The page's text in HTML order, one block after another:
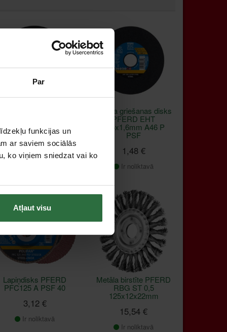
Par
funkcijas un
ar saviem sociālās
ko viņiem sniedzat vai ko
Atļaut visu
125x1,0mm A60 P
PSF
1,40 €
Metāla griešanas disks
PFERD EHT
125x1,6mm A46 P
PSF
1,48 €
Ir noliktavā
Lapiņdisks PFERD
PFC125 A PSF 40
3,12 €
Ir noliktavā
Metāla birstīte PFERD
RBG ST 0,5
125x12x22mm
15,54 €
Ir noliktavā